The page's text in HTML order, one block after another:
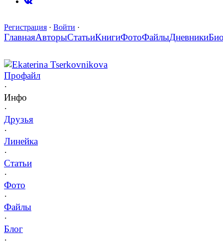
Регистрация · Войти ·
ГлавнаяАвторыСтатьиКнигиФотоФайлыДневники
Ekaterina Tserkovnikova
Профайл
·
Инфо
·
Друзья
·
Линейка
·
Статьи
·
Фото
·
Файлы
·
Блог
·